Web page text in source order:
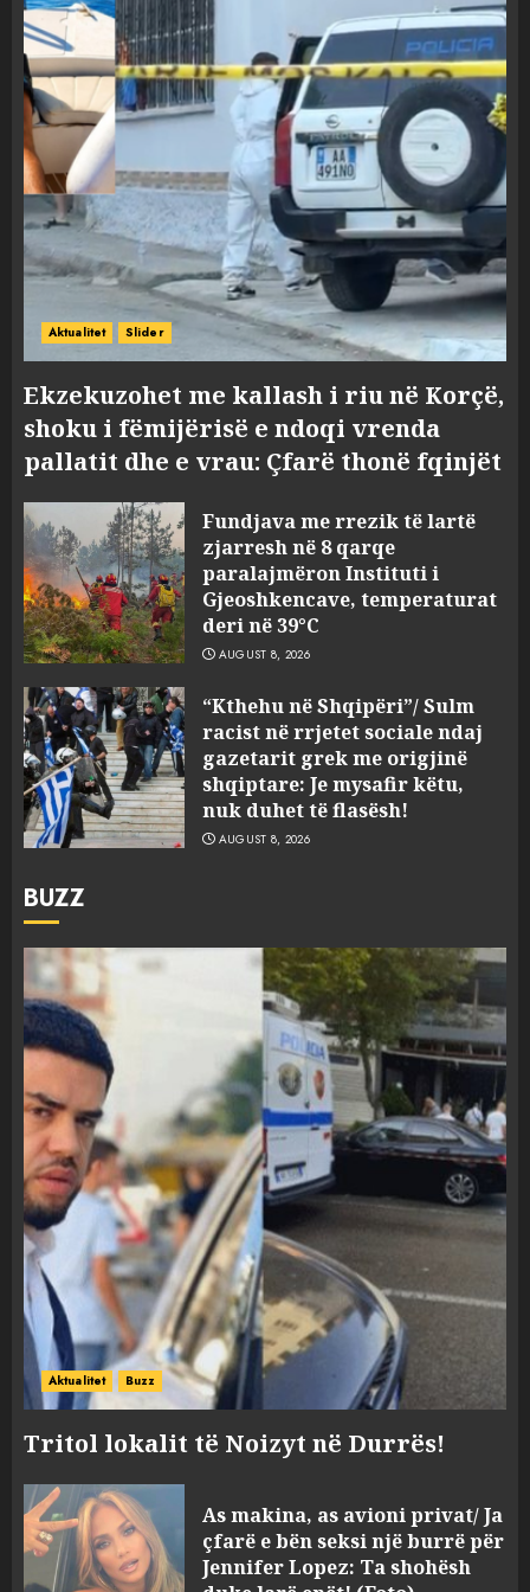
Aktualitet Slider
Ekzekuzohet me kallash i riu në Korçë,
shoku i fëmijërisë e ndoqi vrenda
pallatit dhe e vrau: Çfarë thonë fqinjët
Fundjava me rrezik të lartë
zjarresh në 8 qarqe
paralajmëron Instituti i
Gjeoshkencave, temperaturat
deri në 39°C
AUGUST 8, 2026
“Kthehu në Shqipëri”/ Sulm
racist në rrjetet sociale ndaj
gazetarit grek me origjinë
shqiptare: Je mysafir këtu,
nuk duhet të flasësh!
AUGUST 8, 2026
BUZZ
Aktualitet Buzz
Tritol lokalit të Noizyt në Durrës!
As makina, as avioni privat/ Ja
çfarë e bën seksi një burrë për
Jennifer Lopez: Ta shohësh